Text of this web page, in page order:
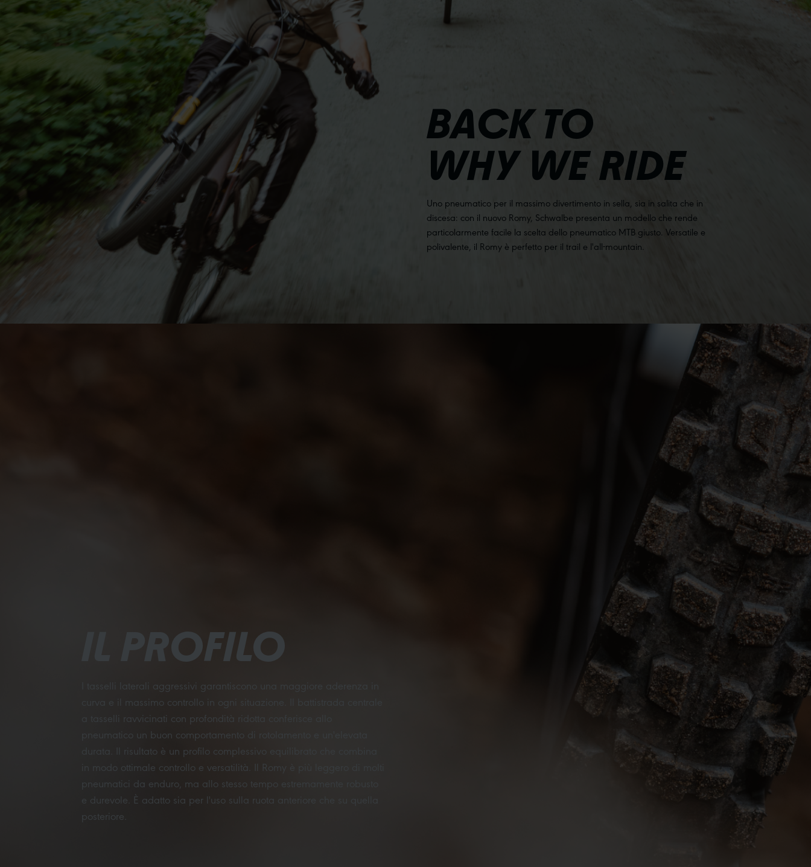
BACK TO
WHY WE RIDE
Uno pneumatico per il massimo divertimento in sella, sia in salita che in
discesa: con il nuovo Romy, Schwalbe presenta un modello che rende
particolarmente facile la scelta dello pneumatico MTB giusto. Versatile e
polivalente, il Romy è perfetto per il trail e l'all-mountain.
IL PROFILO
I tasselli laterali aggressivi garantiscono una maggiore aderenza in
curva e il massimo controllo in ogni situazione. Il battistrada centrale
a tasselli ravvicinati con profondità ridotta conferisce allo
pneumatico un buon comportamento di rotolamento e un'elevata
durata. Il risultato è un profilo complessivo equilibrato che combina
in modo ottimale controllo e versatilità. Il Romy è più leggero di molti
pneumatici da enduro, ma allo stesso tempo estremamente robusto
e durevole. È adatto sia per l'uso sulla ruota anteriore che su quella
posteriore.